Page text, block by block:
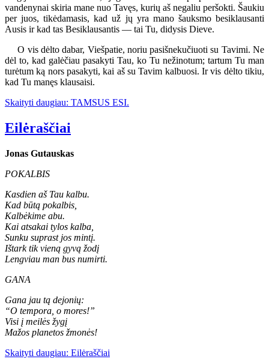
vandenynai skiria mane nuo Tavęs, kurių aš negaliu peršokti. Šaukiu
per juos, tikėdamasis, kad už jų yra mano šauksmo besiklausanti
Ausis ir kad tas Besiklausantis — tai Tu, didysis Dieve.
O vis dėlto dabar, Viešpatie, noriu pasišnekučiuoti su Tavimi. Ne
dėl to, kad galėčiau pasakyti Tau, ko Tu nežinotum; tartum Tu man
turėtum ką nors pasakyti, kai aš su Tavim kalbuosi. Ir vis dėlto tikiu,
kad Tu manęs klausaisi.
Skaityti daugiau: TAMSUS ESI.
Eilėraščiai
Jonas Gutauskas
POKALBIS
Kasdien aš Tau kalbu.
Kad būtą pokalbis,
Kalbėkime abu.
Kai atsakai tylos kalba,
Sunku suprast jos mintį.
Ištark tik vieną gyvą žodį
Lengviau man bus numirti.
GANA
Gana jau tą dejonių:
“O tempora, o mores!”
Visi į meilės žygį
Mažos planetos žmonės!
Skaityti daugiau: Eilėraščiai